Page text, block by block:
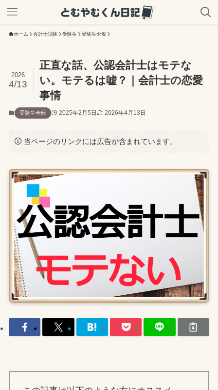
ホーム 会計士試験 受験生 受験生全般
正直な話、公認会計士はモテな
い。モテるは嘘？｜会計士の恋愛
事情
2026
4/13
受験生全般 2025年2月5日 2026年4月13日
当ページのリンクには広告が含まれています。